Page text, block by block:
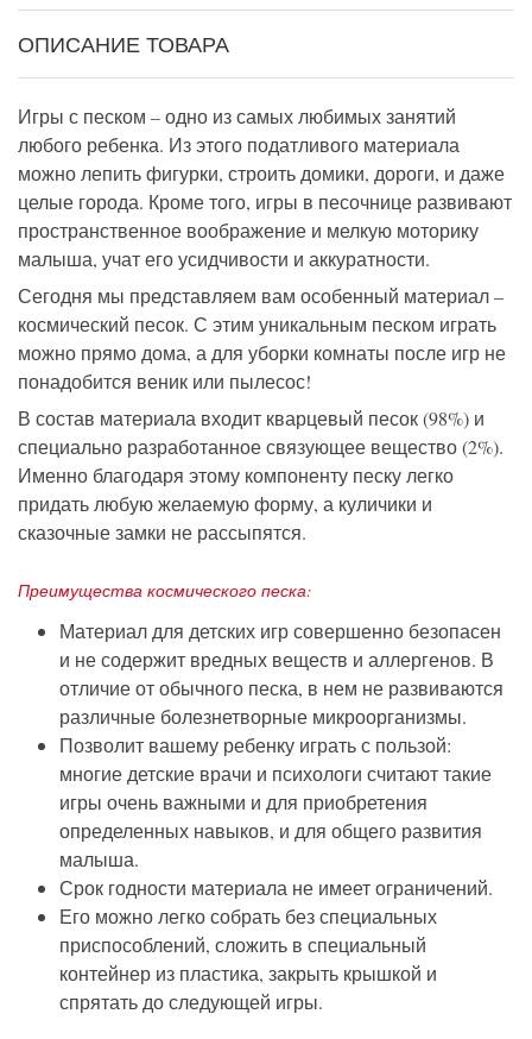
ОПИСАНИЕ ТОВАРА
Игры с песком – одно из самых любимых занятий
любого ребенка. Из этого податливого материала
можно лепить фигурки, строить домики, дороги, и даже
целые города. Кроме того, игры в песочнице развивают
пространственное воображение и мелкую моторику
малыша, учат его усидчивости и аккуратности.
Сегодня мы представляем вам особенный материал –
космический песок. С этим уникальным песком играть
можно прямо дома, а для уборки комнаты после игр не
понадобится веник или пылесос!
В состав материала входит кварцевый песок (98%) и
специально разработанное связующее вещество (2%).
Именно благодаря этому компоненту песку легко
придать любую желаемую форму, а куличики и
сказочные замки не рассыпятся.
Преимущества космического песка:
Материал для детских игр совершенно безопасен
и не содержит вредных веществ и аллергенов. В
отличие от обычного песка, в нем не развиваются
различные болезнетворные микроорганизмы.
Позволит вашему ребенку играть с пользой:
многие детские врачи и психологи считают такие
игры очень важными и для приобретения
определенных навыков, и для общего развития
малыша.
Срок годности материала не имеет ограничений.
Его можно легко собрать без специальных
приспособлений, сложить в специальный
контейнер из пластика, закрыть крышкой и
спрятать до следующей игры.